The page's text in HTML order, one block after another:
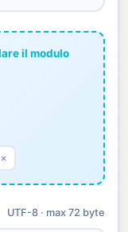
il modulo
UTF-8 · max 72 byte